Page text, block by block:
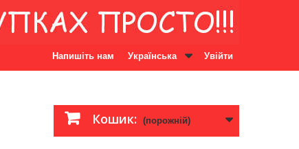
Увійти
Українська
Напишіть нам
Кошик: (порожній)